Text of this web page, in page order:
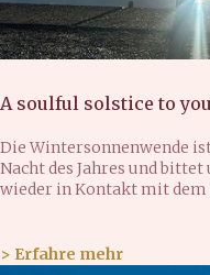
A soulful solstice to you
Die Wintersonnenwende
Nacht des Jahres und
wieder in Kontakt mit
> Erfahre mehr